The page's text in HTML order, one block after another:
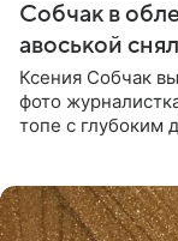
Собчак в
авоськой
Ксения Собчак
фото
топе с глубоким